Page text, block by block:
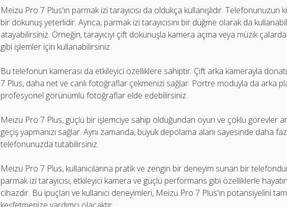
Meizu Pro 7 Plus'ın parmak izi tarayıcısı da oldukça kullanışlıdır. Telefonunuzun
bir dokunuş yeterlidir. Ayrıca, parmak izi tarayıcısını bir düğme olarak da
atayabilirsiniz. Örneğin, tarayıcıyı çift dokunuşla kamera açma veya müzik
gibi işlemler için kullanabilirsiniz.
Bu telefonun kamerası da etkileyici özelliklere sahiptir. Çift arka kamerayla
7 Plus, daha net ve canlı fotoğraflar çekmenizi sağlar. Portre moduyla da arka
profesyonel görünümlü fotoğraflar elde edebilirsiniz.
Meizu Pro 7 Plus, güçlü bir işlemciye sahip olduğundan oyun ve çoklu görevler
geçiş yapmanızı sağlar. Aynı zamanda, büyük depolama alanı sayesinde daha
telefonunuzda tutabilirsiniz.
Meizu Pro 7 Plus, kullanıcılarına pratik ve zengin bir deneyim sunan bir
parmak izi tarayıcısı, etkileyici kamera ve güçlü performans gibi özelliklerle
cihazdır. Bu ipuçları ve kullanıcı deneyimleri, Meizu Pro 7 Plus'ın potansiyelini